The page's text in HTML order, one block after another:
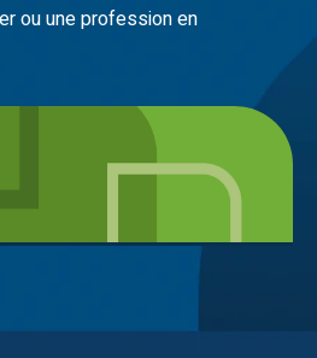
ou une profession en